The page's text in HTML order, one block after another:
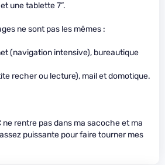
une tablette 7”.
ne sont pas les mêmes :
(navigation intensive), bureautique
recher ou lecture), mail et domotique.
ne rentre pas dans ma sacoche et ma
puissante pour faire tourner mes